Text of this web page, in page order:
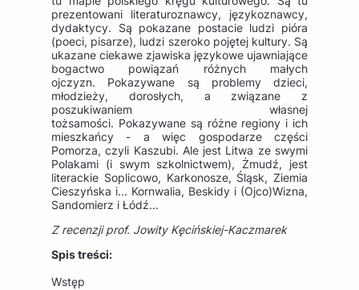
prezentowani literaturoznawcy, językoznawcy,
dydaktycy. Są pokazane postacie ludzi pióra
(poeci, pisarze), ludzi szeroko pojętej kultury. Są
ukazane ciekawe zjawiska językowe ujawniające
bogactwo powiązań różnych małych
ojczyzn. Pokazywane są problemy dzieci,
młodzieży, dorosłych, a związane z
poszukiwaniem własnej
tożsamości. Pokazywane są różne regiony i ich
mieszkańcy - a więc gospodarze części
Pomorza, czyli Kaszubi. Ale jest Litwa ze swymi
Polakami (i swym szkolnictwem), Żmudź, jest
literackie Soplicowo, Karkonosze, Śląsk, Ziemia
Cieszyńska i... Kornwalia, Beskidy i (Ojco)Wizna,
Sandomierz i Łódź...
Z recenzji prof. Jowity Kęcińskiej-Kaczmarek
Spis treści:
Wstęp